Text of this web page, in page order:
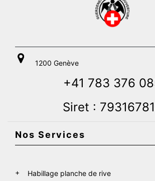
1200 Genève
+41 783 376
Siret :
Nos Services
Habillage planche de rive